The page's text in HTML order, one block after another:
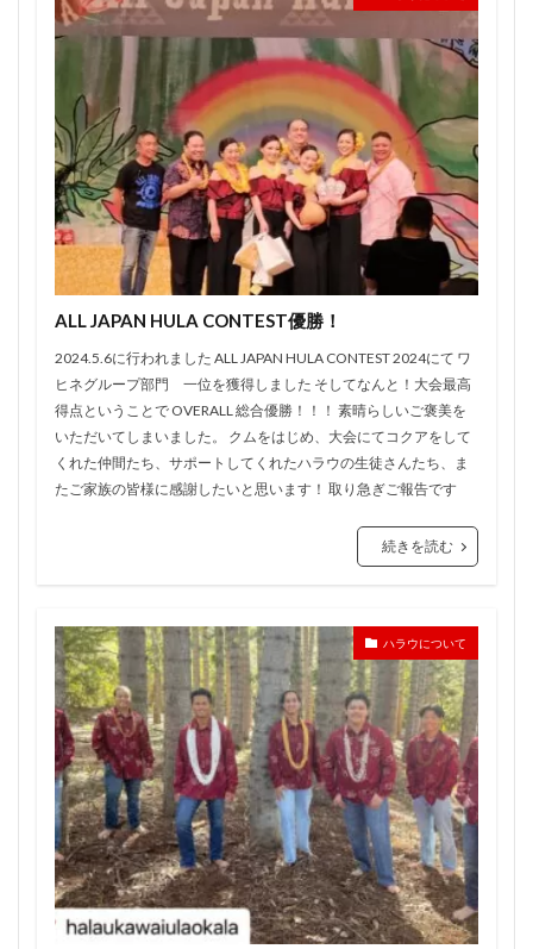
ALL JAPAN HULA CONTEST優勝！
2024.5.6に行われました ALL JAPAN HULA CONTEST 2024にて ワ
ヒネグループ部門 一位を獲得しました そしてなんと！大会最高
得点ということで OVERALL 総合優勝！！！ 素晴らしいご褒美を
いただいてしまいました。 クムをはじめ、大会にてコクアをして
くれた仲間たち、サポートしてくれたハラウの生徒さんたち、ま
たご家族の皆様に感謝したいと思います！ 取り急ぎご報告です
続きを読む
ハラウについて